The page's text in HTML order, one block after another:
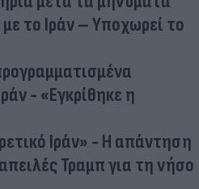
το Ιράν – Υποχωρεί το
- «Εγκρίθηκε η
Ιράν» - Η απάντηση
Τραμπ για τη νήσο